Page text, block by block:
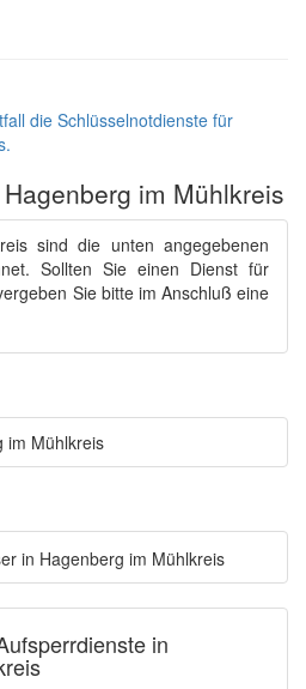
die Schlüsselnotdienste für
im Mühlkreis
sind die unten angegebenen
Sollten Sie einen Dienst für
Sie bitte im Anschluß eine
im Mühlkreis
in